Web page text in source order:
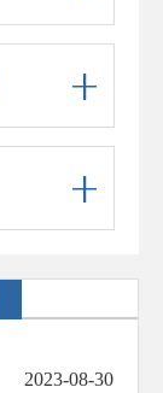
2023-08-30